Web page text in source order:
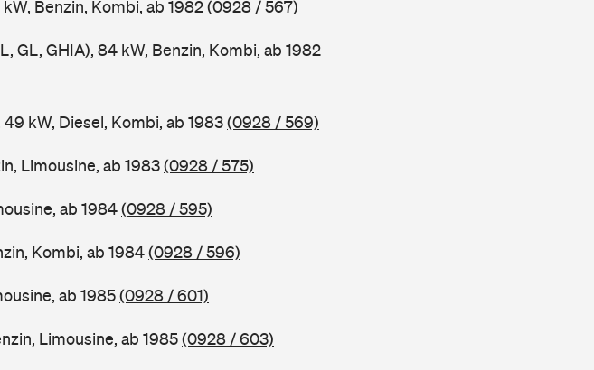
Benzin, Kombi, ab 1982(0928 / 567)
GL, GHIA), 84 kW, Benzin, Kombi, ab 1982
49 kW, Diesel, Kombi, ab 1983(0928 / 569)
Limousine, ab 1983(0928 / 575)
ab 1984(0928 / 595)
Kombi, ab 1984(0928 / 596)
ab 1985(0928 / 601)
Limousine, ab 1985(0928 / 603)